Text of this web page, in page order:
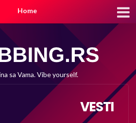
Home
sa Vama. Vibe yourself.
VESTI